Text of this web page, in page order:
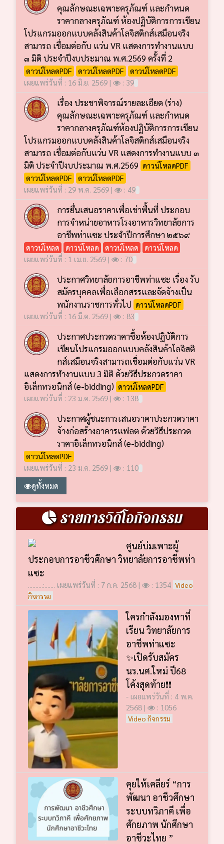
คุณลักษณะเฉพาะครุภัณฑ์ และกำหนด
ราคากลางครุภัณฑ์ ห้องปฏิบัติการการเขียน
โปรแกรมออกแบบคลังสินค้าโลจิสติกส์เสมือนจริง
สามารถ เชื่อมต่อกับ แว่น VR แสดงการทำงานแบบ
๓ มิติ ประจำปีงบประมาณ พ.ศ.2569 ครั้งที่ 2
ดาวน์โหลดPDF ดาวน์โหลดPDF
ดาวน์โหลดPDF
เผยแพร่วันที่ : 16 มิ.ย. 2569 |
: 39
เรื่อง ประชาพิจารณ์รายละเอียด (ร่าง)
คุณลักษณะเฉพาะครุภัณฑ์ และกำหนด
ราคากลางครุภัณฑ์ห้องปฏิบัติการการเขียน
โปรแกรมออกแบบคลังสินค้าโลจิสติกส์เสมือนจริง
สามารถ เชื่อมต่อกับแว่น VR แสดงการทำงานแบบ ๓
มิติ ประจำปีงบประมาณ พ.ศ.2569 ดาวน์โหลดPDF
ดาวน์โหลดPDF
ดาวน์โหลดPDF
เผยแพร่วันที่ : 29 พ.ค. 2569 |
: 49
การยื่นเสนอราคาเพื่อเช่าพื้นที่ ประกอบ
การจำหน่ายอาหารโรงอาหารวิทยาลัยการ
อาชีพท่าแซะ ประจำปีการศึกษา ๒๕๖๙
ดาวน์โหลด ดาวน์โหลด ดาวน์โหลด
ดาวน์โหลด
เผยแพร่วันที่ : 1 เม.ย. 2569 |
: 70
ประกาศวิทยาลัยการอาชีพท่าแซะ เรื่อง รับ
สมัครบุคคลเพื่อเลือกสรรและจัดจ้างเป็น
พนักงานราชการทั่วไป ดาวน์โหลดPDF
เผยแพร่วันที่ : 16 มี.ค. 2569 |
: 83
ประกาศประกวดราคาซื้อห้องปฏิบัติการ
เขียนโปรแกรมออกแบบคลังสินค้าโลจิสติ
กส์เสมือนจริงสามารถเชื่อมต่อกับแว่น VR
แสดงการทำงานแบบ 3 มิติ ด้วยวิธีประกวดราคา
อิเล็กทรอนิกส์ (e-bidding) ดาวน์โหลดPDF
เผยแพร่วันที่ : 23 ม.ค. 2569 |
: 138
ประกาศผู้ชนะการเสนอราคาประกวดราคา
จ้างก่อสร้างอาคารแฟลต ด้วยวิธีประกวด
ราคาอิเล็กทรอนิกส์ (e-bidding)
ดาวน์โหลดPDF
เผยแพร่วันที่ : 23 ม.ค. 2569 |
: 110
ดูทั้งหมด
รายการวิดีโอกิจกรรม
ศูนย์บ่มเพาะผู้
ประกอบการอาชีวศึกษา วิทยาลัยการอาชีพท่า
แซะ
..........:....... เผยแพร่วันที่ : 7 ก.ค. 2568 | : 1354 Video
กิจกรรม
ใครกำลังมองหาที่
เรียน วิทยาลัยการ
อาชีพท่าแซะ
✨เปิดรับสมัคร
นร.นศ.ใหม่ ปี68
โค้งสุดท้าย❗️❗️
- เผยแพร่วันที่ : 4 พ.ค.
2568 |
: 1056
Video กิจกรรม
คุยให้เคลียร์ “การ
พัฒนา อาชีวศึกษา
ระบบทวิภาคี เพื่อ
ศักยภาพ นักศึกษา
อาชีวะไทย ”